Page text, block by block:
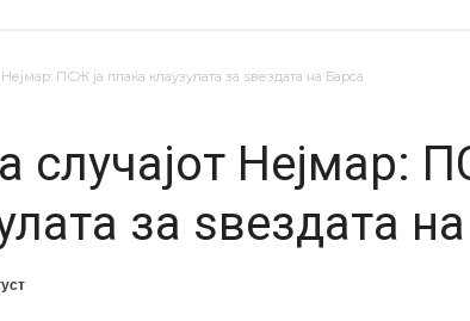
Нејмар: ПСЖ ја плаќа клаузулата за ѕвездата на Барса
случајот Нејмар:
за ѕвездата